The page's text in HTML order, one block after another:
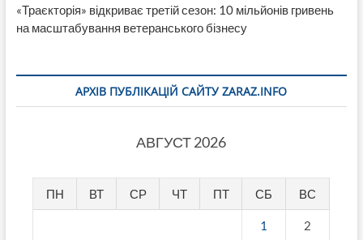
«Траєкторія» відкриває третій сезон: 10 мільйонів гривень
на масштабування ветеранського бізнесу
АРХІВ ПУБЛІКАЦІЙ САЙТУ ZARAZ.INFO
АВГУСТ 2026
ПН ВТ СР ЧТ ПТ СБ ВС
1 2